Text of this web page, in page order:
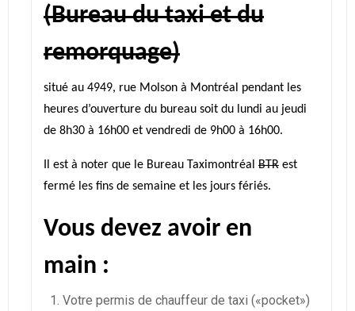
(Bureau du taxi et du
remorquage)
situé au 4949, rue Molson à Montréal pendant les
heures d’ouverture du bureau soit du lundi au jeudi
de 8h30 à 16h00 et vendredi de 9h00 à 16h00.
Il est à noter que le Bureau Taximontréal BTR est
fermé les fins de semaine et les jours fériés.
Vous devez avoir en
main :
Votre permis de chauffeur de taxi («pocket»)